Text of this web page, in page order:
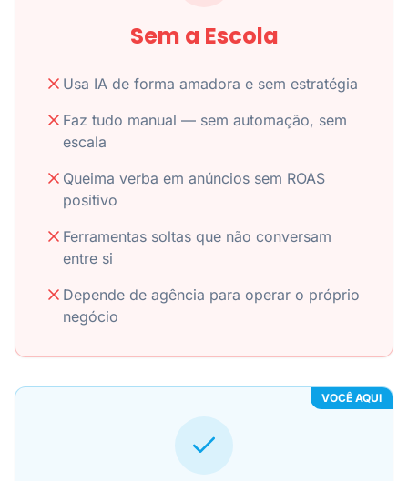
Sem a Escola
Usa IA de forma amadora e sem estratégia
Faz tudo manual — sem automação, sem
escala
Queima verba em anúncios sem ROAS
positivo
Ferramentas soltas que não conversam
entre si
Depende de agência para operar o próprio
negócio
VOCÊ AQUI